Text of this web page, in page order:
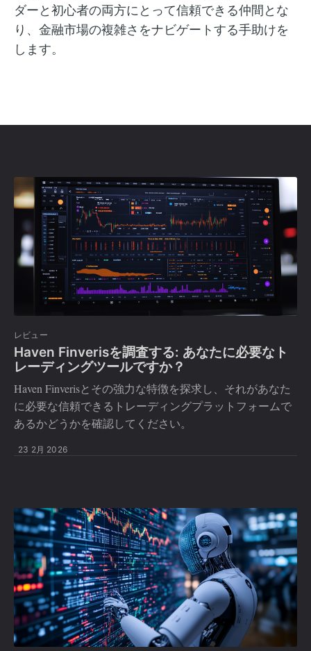
ダーと初心者の両方にとって信頼できる仲間とな
り、金融市場の複雑さをナビゲートする手助けを
します。
レビュー
Haven Finverisを調査する: あなたに必要なト
レーディングツールですか？
Haven Finverisとその強力な特徴を探求し、それがあなた
に必要な信頼できるトレーディングプラットフォームで
あるかどうかを確認してください。
23 2月 2026